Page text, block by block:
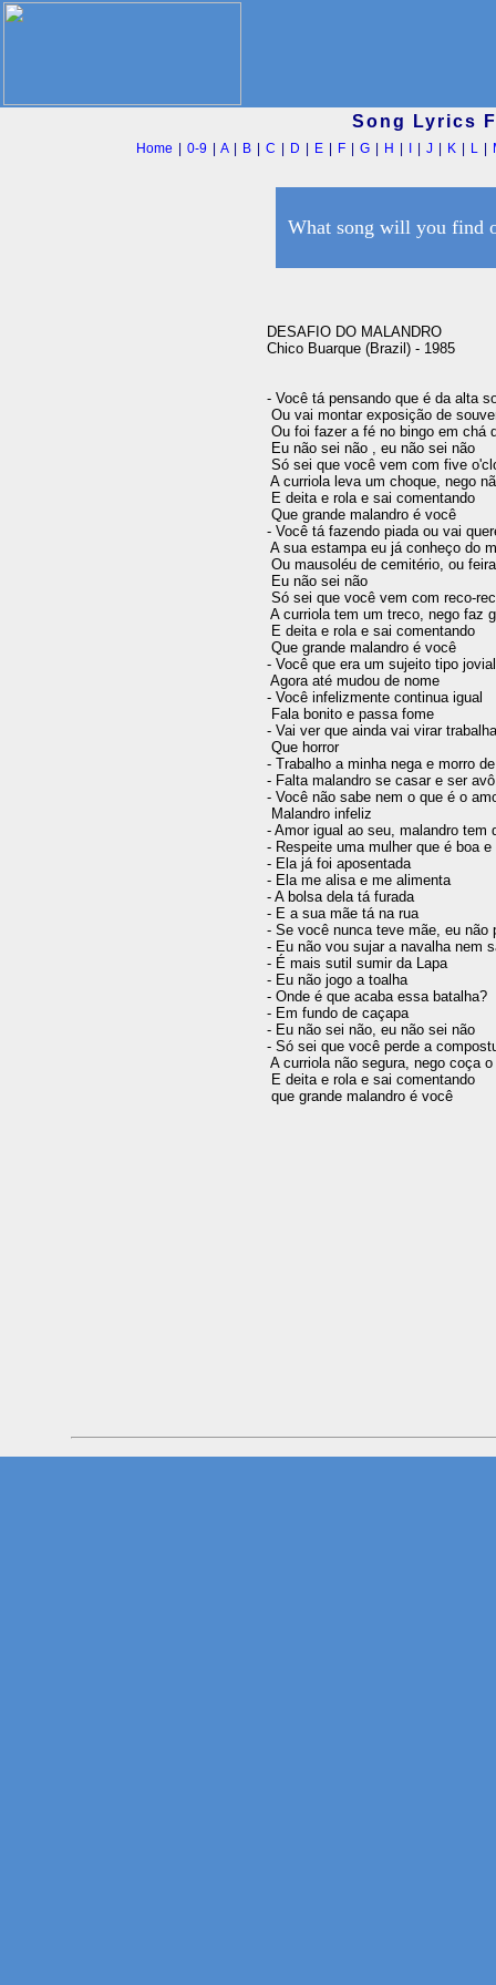
Song Lyrics
Home |0-9 |A| B |C D E F |G H |J K L
What song will you find
DESAFIO DO MALANDRO
Chico Buarque (Brazil) - 1985
- Você tá pensando que é da alta
Ou vai montar exposição de
Ou foi fazer a fé no bingo em chá
Eu não sei não , eu não sei não
Só sei que você vem com five
A curriola leva um choque, nego
E deita e rola e sai comentando
Que grande malandro é você
- Você tá fazendo piada ou vai
A sua estampa eu já conheço do
Ou mausoléu de cemitério, ou
Eu não sei não
Só sei que você vem com reco-
A curriola tem um treco, nego faz
E deita e rola e sai comentando
Que grande malandro é você
- Você que era um sujeito tipo
Agora até mudou de nome
- Você infelizmente continua igual
Fala bonito e passa fome
- Vai ver que ainda vai virar
Que horror
- Trabalho a minha nega e morro
- Falta malandro se casar e ser
- Você não sabe nem o que é o
Malandro infeliz
- Amor igual ao seu, malandro tem
- Respeite uma mulher que é boa
- Ela já foi aposentada
- Ela me alisa e me alimenta
- A bolsa dela tá furada
- E a sua mãe tá na rua
- Se você nunca teve mãe, eu
- Eu não vou sujar a navalha nem
- É mais sutil sumir da Lapa
- Eu não jogo a toalha
- Onde é que acaba essa batalha?
- Em fundo de caçapa
- Eu não sei não, eu não sei não
- Só sei que você perde a
A curriola não segura, nego coça
E deita e rola e sai comentando